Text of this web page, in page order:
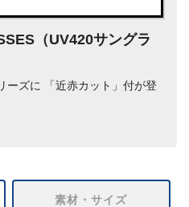
（UV420サングラ
ーズに 「近赤カット」付が登
素材・サイズ